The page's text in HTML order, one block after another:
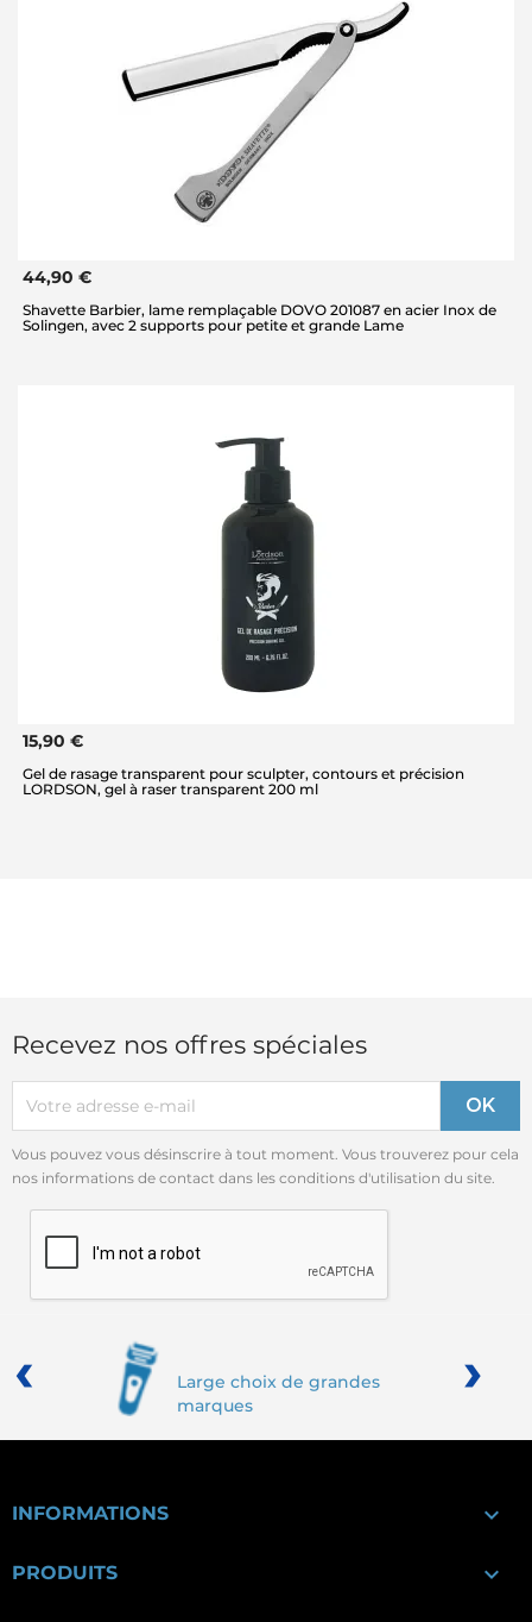
44,90 €
Shavette Barbier, lame remplaçable DOVO 201087 en acier Inox de
Solingen, avec 2 supports pour petite et grande Lame
15,90 €
Gel de rasage transparent pour sculpter, contours et précision
LORDSON, gel à raser transparent 200 ml
Recevez nos offres spéciales
Vous pouvez vous désinscrire à tout moment. Vous trouverez pour cela
nos informations de contact dans les conditions d'utilisation du site.
Large choix de grandes
marques
‹ ›
INFORMATIONS 
PRODUITS 